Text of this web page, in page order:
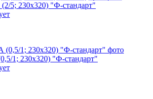
5; 230х320) "Ф-стандарт"
1; 230х320) "Ф-стандарт"